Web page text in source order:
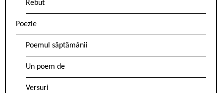
Rebut
Poezie
Poemul săptămânii
Un poem de
Versuri